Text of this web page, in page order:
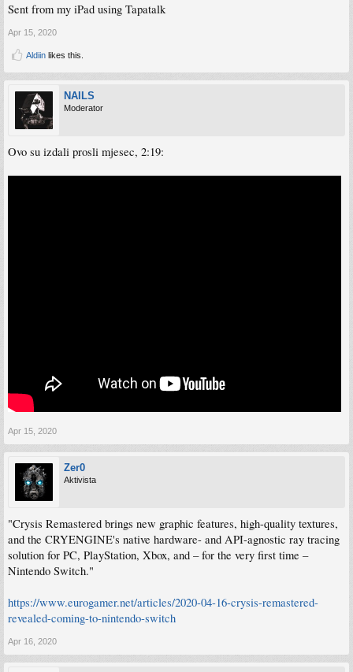
Sent from my iPad using Tapatalk
Apr 15, 2020
Aldiin likes this.
NAILS
Moderator
Ovo su izdali prosli mjesec, 2:19:
Apr 15, 2020
Zer0
Aktivista
"Crysis Remastered brings new graphic features, high-quality textures,
and the CRYENGINE's native hardware- and API-agnostic ray tracing
solution for PC, PlayStation, Xbox, and – for the very first time –
Nintendo Switch."
https://www.eurogamer.net/articles/2020-04-16-crysis-remastered-
revealed-coming-to-nintendo-switch
Apr 16, 2020